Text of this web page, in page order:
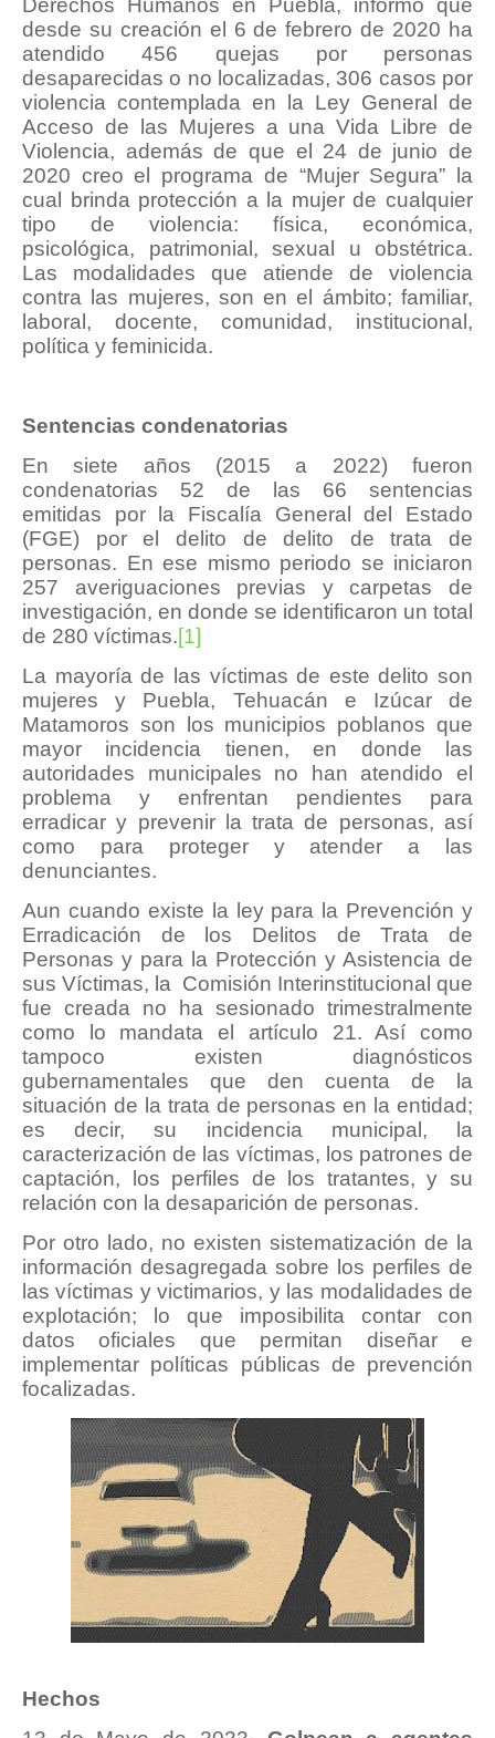
desde su creación el 6 de febrero de 2020 ha
atendido 456 quejas por personas
desaparecidas o no localizadas, 306 casos por
violencia contemplada en la Ley General de
Acceso de las Mujeres a una Vida Libre de
Violencia, además de que el 24 de junio de
2020 creo el programa de “Mujer Segura” la
cual brinda protección a la mujer de cualquier
tipo de violencia: física, económica,
psicológica, patrimonial, sexual u obstétrica.
Las modalidades que atiende de violencia
contra las mujeres, son en el ámbito; familiar,
laboral, docente, comunidad, institucional,
política y feminicida.
Sentencias condenatorias
En siete años (2015 a 2022) fueron
condenatorias 52 de las 66 sentencias
emitidas por la Fiscalía General del Estado
(FGE) por el delito de delito de trata de
personas. En ese mismo periodo se iniciaron
257 averiguaciones previas y carpetas de
investigación, en donde se identificaron un total
de 280 víctimas.[1]
La mayoría de las víctimas de este delito son
mujeres y Puebla, Tehuacán e Izúcar de
Matamoros son los municipios poblanos que
mayor incidencia tienen, en donde las
autoridades municipales no han atendido el
problema y enfrentan pendientes para
erradicar y prevenir la trata de personas, así
como para proteger y atender a las
denunciantes.
Aun cuando existe la ley para la Prevención y
Erradicación de los Delitos de Trata de
Personas y para la Protección y Asistencia de
sus Víctimas, la Comisión Interinstitucional que
fue creada no ha sesionado trimestralmente
como lo mandata el artículo 21. Así como
tampoco existen diagnósticos
gubernamentales que den cuenta de la
situación de la trata de personas en la entidad;
es decir, su incidencia municipal, la
caracterización de las víctimas, los patrones de
captación, los perfiles de los tratantes, y su
relación con la desaparición de personas.
Por otro lado, no existen sistematización de la
información desagregada sobre los perfiles de
las víctimas y victimarios, y las modalidades de
explotación; lo que imposibilita contar con
datos oficiales que permitan diseñar e
implementar políticas públicas de prevención
focalizadas.
Hechos